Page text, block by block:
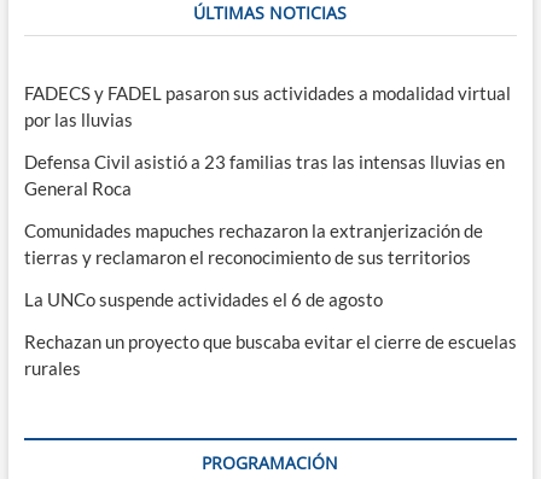
ÚLTIMAS NOTICIAS
FADECS y FADEL pasaron sus actividades a modalidad virtual
por las lluvias
Defensa Civil asistió a 23 familias tras las intensas lluvias en
General Roca
Comunidades mapuches rechazaron la extranjerización de
tierras y reclamaron el reconocimiento de sus territorios
La UNCo suspende actividades el 6 de agosto
Rechazan un proyecto que buscaba evitar el cierre de escuelas
rurales
PROGRAMACIÓN